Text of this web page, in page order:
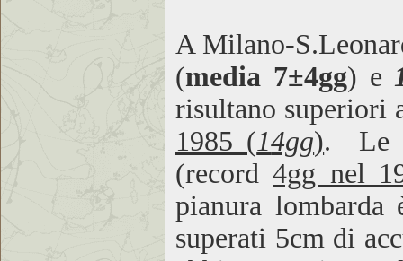
A Milano-
(media 7±4gg) e
risultano superiori
1985 (14gg). Le
(record4gg nel
pianura
superati 5cm di